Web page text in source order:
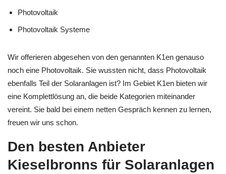
Photovoltaik
Photovoltaik Systeme
Wir offerieren abgesehen von den genannten K1en genauso
noch eine Photovoltaik. Sie wussten nicht, dass Photovoltaik
ebenfalls Teil der Solaranlagen ist? Im Gebiet K1en bieten wir
eine Komplettlösung an, die beide Kategorien miteinander
vereint. Sie bald bei einem netten Gespräch kennen zu lernen,
freuen wir uns schon.
Den besten Anbieter
Kieselbronns für Solaranlagen